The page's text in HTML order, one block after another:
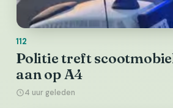
112
Politie treft
aan op A4
4 uur geleden